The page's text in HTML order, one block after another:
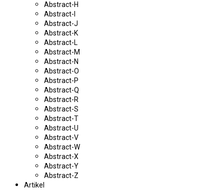
Abstract-H
Abstract-I
Abstract-J
Abstract-K
Abstract-L
Abstract-M
Abstract-N
Abstract-O
Abstract-P
Abstract-Q
Abstract-R
Abstract-S
Abstract-T
Abstract-U
Abstract-V
Abstract-W
Abstract-X
Abstract-Y
Abstract-Z
Artikel